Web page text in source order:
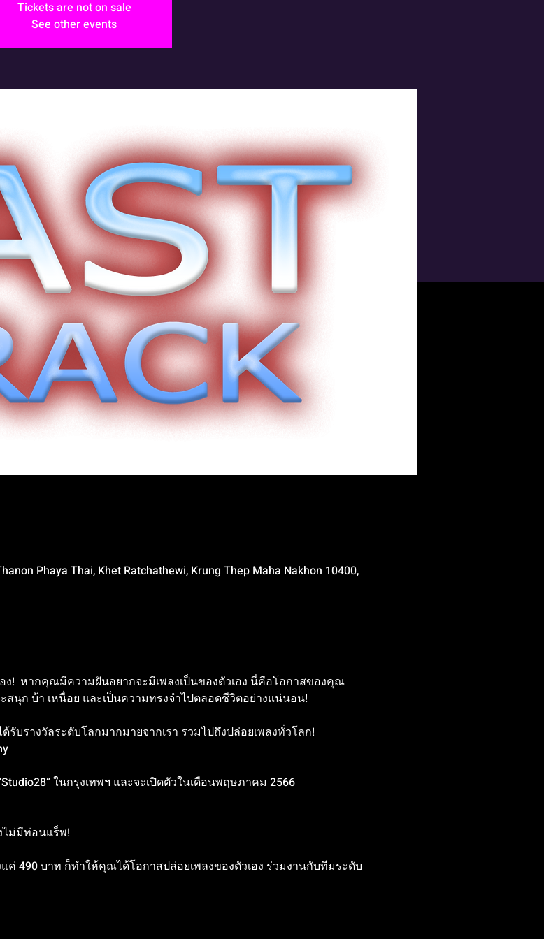
Tickets are not on sale
See other events
Phaya Thai, Khet Ratchathewi, Krung Thep Maha Nakhon 10400,
อง!  หากคุณมีความฝันอยากจะมีเพลงเป็นของตัวเอง นี่คือโอกาสของคุณ
สนุก บ้า เหนื่อย และเป็นความทรงจำไปตลอดชีวิตอย่างแน่นอน!
บรางวัลระดับโลกมากมายจากเรา รวมไปถึงปล่อยเพลงทั่วโลก!
ในกรุงเทพฯ และจะเปิดตัวในเดือนพฤษภาคม 2566
ไม่มีท่อนแร็พ!
ค่ 490 บาท ก็ทำให้คุณได้โอกาสปล่อยเพลงของตัวเอง ร่วมงานกับทีมระดับ